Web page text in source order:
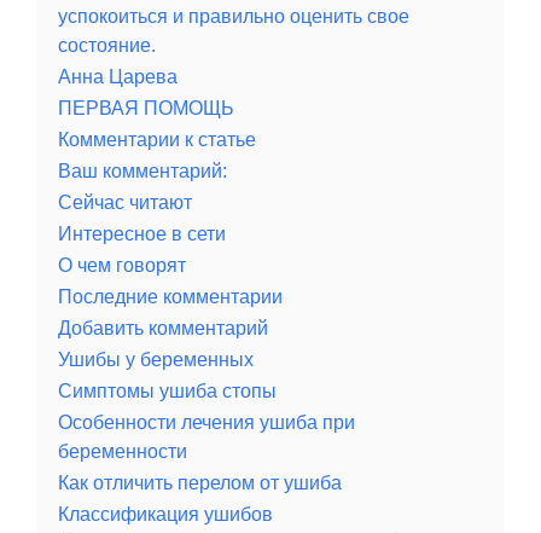
успокоиться и правильно оценить свое
состояние.
Анна Царева
ПЕРВАЯ ПОМОЩЬ
Комментарии к статье
Ваш комментарий:
Сейчас читают
Интересное в сети
О чем говорят
Последние комментарии
Добавить комментарий
Ушибы у беременных
Симптомы ушиба стопы
Особенности лечения ушиба при
беременности
Как отличить перелом от ушиба
Классификация ушибов